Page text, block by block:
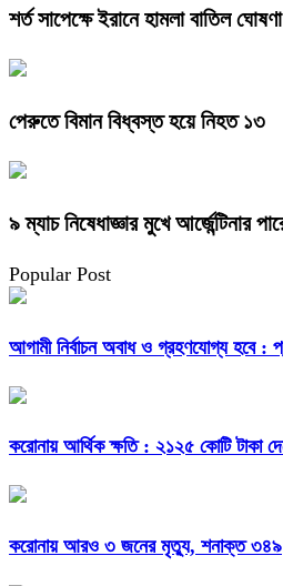
শর্ত সাপেক্ষে ইরানে হামলা বাতিল
পেরুতে বিমান বিধ্বস্ত হয়ে নিহত ১৩
৯ ম্যাচ নিষেধাজ্ঞার মুখে আর্জেন্টিনার
Popular Post
আগামী নির্বাচন অবাধ ও গ্রহণযোগ্য হবে :
করোনায় আর্থিক ক্ষতি : ২১২৫ কোটি টাকা
করোনায় আরও ৩ জনের মৃত্যু, শনাক্ত ৩৪৯